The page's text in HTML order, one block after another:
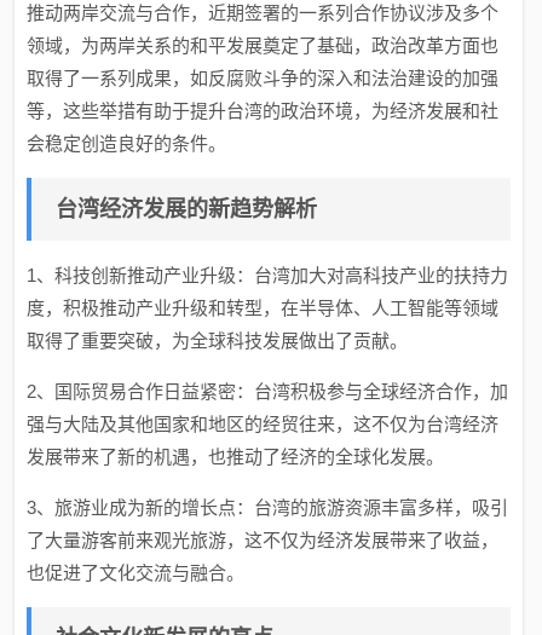
推动两岸交流与合作，近期签署的一系列合作协议涉及多个
领域，为两岸关系的和平发展奠定了基础，政治改革方面也
取得了一系列成果，如反腐败斗争的深入和法治建设的加强
等，这些举措有助于提升台湾的政治环境，为经济发展和社
会稳定创造良好的条件。
台湾经济发展的新趋势解析
1、科技创新推动产业升级：台湾加大对高科技产业的扶持力
度，积极推动产业升级和转型，在半导体、人工智能等领域
取得了重要突破，为全球科技发展做出了贡献。
2、国际贸易合作日益紧密：台湾积极参与全球经济合作，加
强与大陆及其他国家和地区的经贸往来，这不仅为台湾经济
发展带来了新的机遇，也推动了经济的全球化发展。
3、旅游业成为新的增长点：台湾的旅游资源丰富多样，吸引
了大量游客前来观光旅游，这不仅为经济发展带来了收益，
也促进了文化交流与融合。